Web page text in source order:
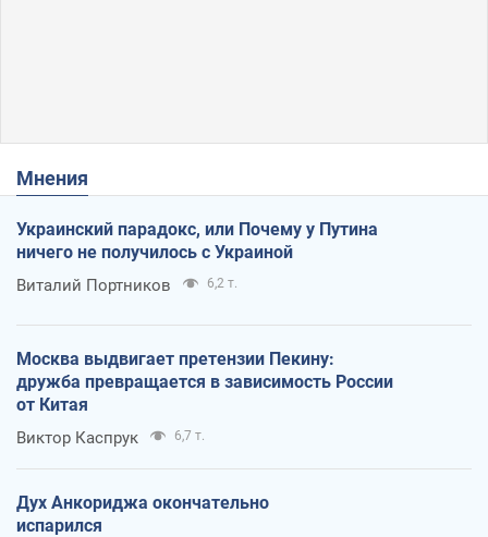
Мнения
Украинский парадокс, или Почему у Путина
ничего не получилось с Украиной
Виталий Портников 6,2 т.
Москва выдвигает претензии Пекину:
дружба превращается в зависимость России
от Китая
Виктор Каспрук 6,7 т.
Дух Анкориджа окончательно
испарился